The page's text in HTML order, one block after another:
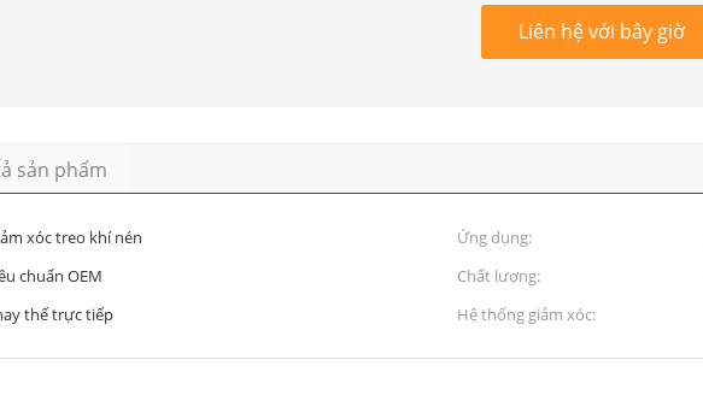
Liên hệ với bây giờ
sản phẩm
xóc treo khí nén Ứng dụng:
chuẩn OEM Chất lượng:
thế trực tiếp Hệ thống giảm xóc: